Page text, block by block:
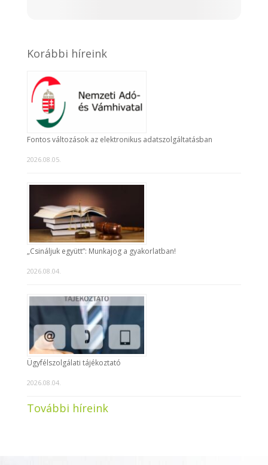
Korábbi híreink
Fontos változások az elektronikus adatszolgáltatásban
2026.08.05.
„Csináljuk együtt”: Munkajog a gyakorlatban!
2026.08.04.
Ügyfélszolgálati tájékoztató
2026.08.04.
További híreink